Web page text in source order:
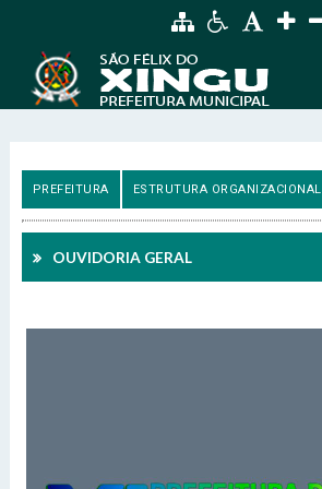
PREFEITURA ESTRUTURA ORGANIZACIONAL
OUVIDORIA GERAL